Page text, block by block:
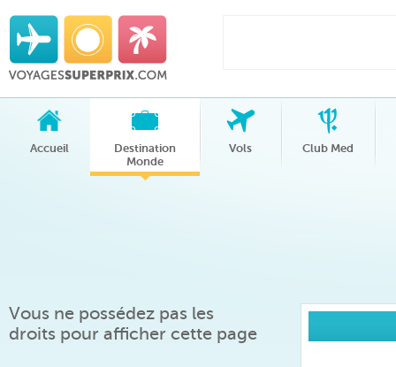
Accueil
Destination
Monde
Vols Club Med
Vous ne possédez pas les
droits pour afficher cette page